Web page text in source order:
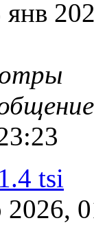
янв
tsi
2026,